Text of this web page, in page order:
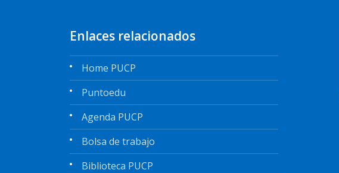
Enlaces relacionados
Home PUCP
Puntoedu
Agenda PUCP
Bolsa de trabajo
Biblioteca PUCP